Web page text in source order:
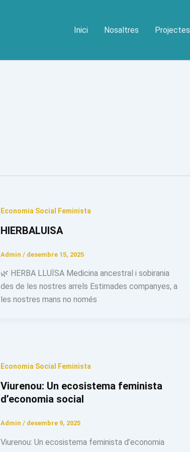
Inici Nosaltres Projectes
Economia Social Feminista
HIERBALUISA
Admin / desembre 15, 2025
🌿 HERBA LLUÏSA Medicina ancestral i sobirania
des de les nostres arrels Estimades companyes, a
les nostres mans no només
Economia Social Feminista
Viurenou: Un ecosistema feminista
d’economia social
Admin / desembre 9, 2025
Viurenou: Un ecosistema feminista d’economia